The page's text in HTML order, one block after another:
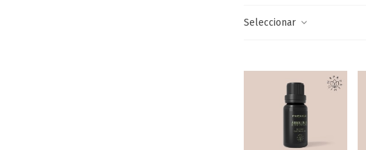
Seleccionar